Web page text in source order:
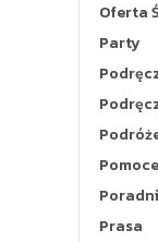
Oferta
Party
Prasa